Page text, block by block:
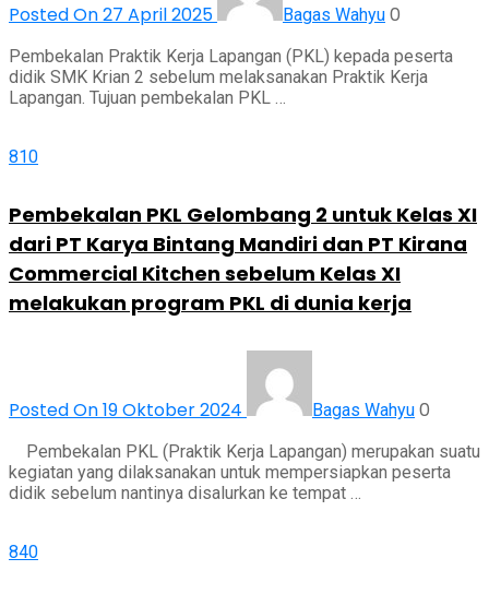
Posted On 27 April 2025 Bagas Wahyu 0
Pembekalan Praktik Kerja Lapangan (PKL) kepada peserta
didik SMK Krian 2 sebelum melaksanakan Praktik Kerja
Lapangan. Tujuan pembekalan PKL …
810
Pembekalan PKL Gelombang 2 untuk Kelas XI
dari PT Karya Bintang Mandiri dan PT Kirana
Commercial Kitchen sebelum Kelas XI
melakukan program PKL di dunia kerja
Posted On 19 Oktober 2024 Bagas Wahyu 0
Pembekalan PKL (Praktik Kerja Lapangan) merupakan suatu
kegiatan yang dilaksanakan untuk mempersiapkan peserta
didik sebelum nantinya disalurkan ke tempat …
840